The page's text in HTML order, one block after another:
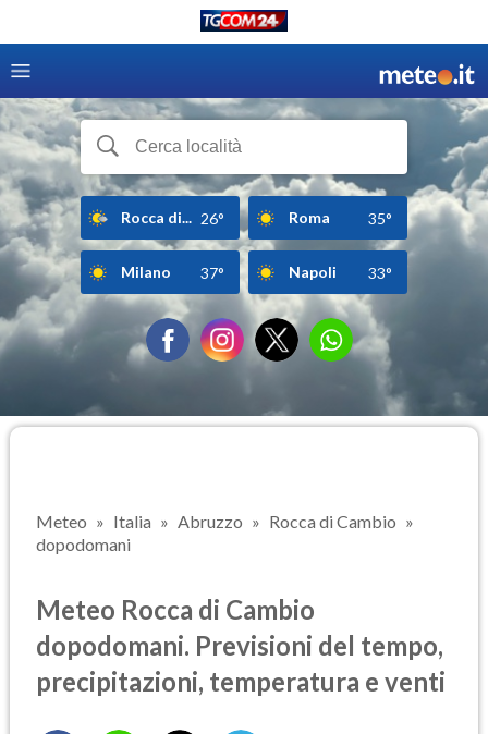
Rocca di... 26° Roma 35°
Milano 37° Napoli 33°
Meteo Italia Abruzzo
Rocca di Cambio
dopodomani
Meteo Rocca di Cambio
dopodomani. Previsioni del tempo,
precipitazioni, temperatura e venti